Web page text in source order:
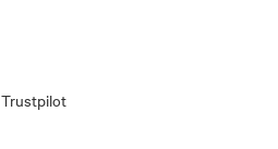
Trustpilot